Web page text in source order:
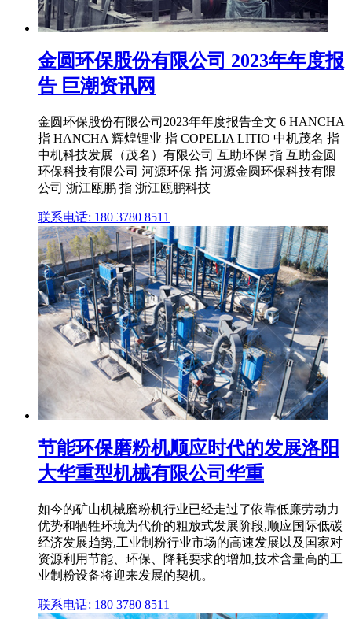
金圆环保股份有限公司 2023年年度报
告 巨潮资讯网
金圆环保股份有限公司2023年年度报告全文 6 HANCHA
指 HANCHA 辉煌锂业 指 COPELIA LITIO 中机茂名 指
中机科技发展（茂名）有限公司 互助环保 指 互助金圆
环保科技有限公司 河源环保 指 河源金圆环保科技有限
公司 浙江瓯鹏 指 浙江瓯鹏科技
联系电话: 180 3780 8511
节能环保磨粉机顺应时代的发展洛阳
大华重型机械有限公司华重
如今的矿山机械磨粉机行业已经走过了依靠低廉劳动力
优势和牺牲环境为代价的粗放式发展阶段,顺应国际低碳
经济发展趋势,工业制粉行业市场的高速发展以及国家对
资源利用节能、环保、降耗要求的增加,技术含量高的工
业制粉设备将迎来发展的契机。
联系电话: 180 3780 8511